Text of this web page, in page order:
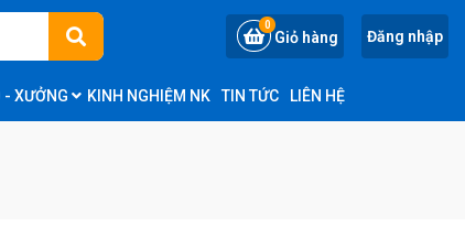
0
Giỏ hàng Đăng nhập
- XƯỞNG KINH NGHIỆM NK TIN TỨC LIÊN HỆ